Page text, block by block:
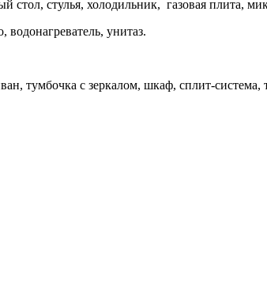
стол, стулья, холодильник, газовая плита,
водонагреватель, унитаз.
тумбочка с зеркалом, шкаф, сплит-система,